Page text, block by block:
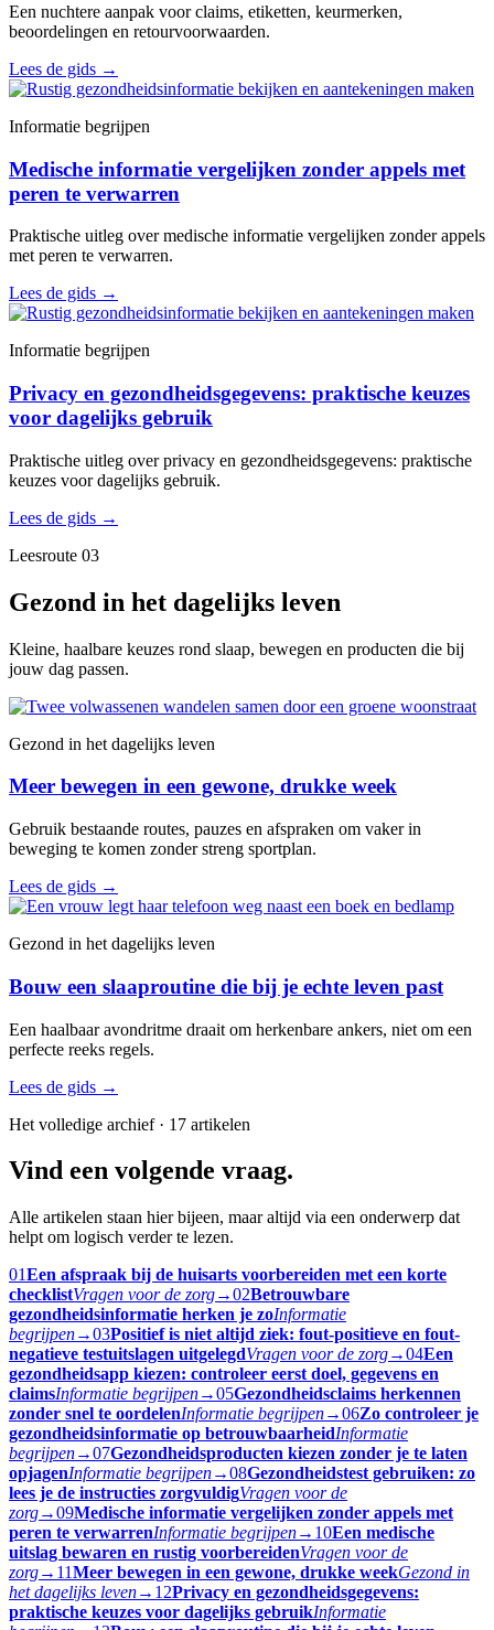
Een nuchtere aanpak voor claims, etiketten, keurmerken,
beoordelingen en retourvoorwaarden.
Lees de gids →
Informatie begrijpen
Medische informatie vergelijken zonder appels met
peren te verwarren
Praktische uitleg over medische informatie vergelijken zonder appels
met peren te verwarren.
Lees de gids →
Informatie begrijpen
Privacy en gezondheidsgegevens: praktische keuzes
voor dagelijks gebruik
Praktische uitleg over privacy en gezondheidsgegevens: praktische
keuzes voor dagelijks gebruik.
Lees de gids →
Leesroute 03
Gezond in het dagelijks leven
Kleine, haalbare keuzes rond slaap, bewegen en producten die bij
jouw dag passen.
Gezond in het dagelijks leven
Meer bewegen in een gewone, drukke week
Gebruik bestaande routes, pauzes en afspraken om vaker in
beweging te komen zonder streng sportplan.
Lees de gids →
Gezond in het dagelijks leven
Bouw een slaaproutine die bij je echte leven past
Een haalbaar avondritme draait om herkenbare ankers, niet om een
perfecte reeks regels.
Lees de gids →
Het volledige archief · 17 artikelen
Vind een volgende vraag.
Alle artikelen staan hier bijeen, maar altijd via een onderwerp dat
helpt om logisch verder te lezen.
01Een afspraak bij de huisarts voorbereiden met een korte
checklistVragen voor de zorg→02Betrouwbare
gezondheidsinformatie herken je zoInformatie
begrijpen→03Positief is niet altijd ziek: fout-positieve en fout-
negatieve testuitslagen uitgelegdVragen voor de zorg→04Een
gezondheidsapp kiezen: controleer eerst doel, gegevens en
claimsInformatie begrijpen→05Gezondheidsclaims herkennen
zonder snel te oordelenInformatie begrijpen→06Zo controleer je
gezondheidsinformatie op betrouwbaarheidInformatie
begrijpen→07Gezondheidsproducten kiezen zonder je te laten
opjagenInformatie begrijpen→08Gezondheidstest gebruiken: zo
lees je de instructies zorgvuldigVragen voor de
zorg→09Medische informatie vergelijken zonder appels met
peren te verwarrenInformatie begrijpen→ 10Een medische
uitslag bewaren en rustig voorbereidenVragen voor de
zorg→ 11Meer bewegen in een gewone, drukke weekGezond in
het dagelijks leven→ 12Privacy en gezondheidsgegevens:
praktische keuzes voor dagelijks gebruikInformatie